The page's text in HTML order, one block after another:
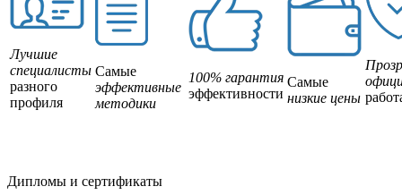
Лучшие
специалисты
разного
профиля
Самые
эффективные
методики
100% гарантия
эффективности
Самые
низкие цены
Дипломы и сертификаты